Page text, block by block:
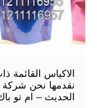
الاكياس القائمة
نقدمها نحن
الحديث – ام تو